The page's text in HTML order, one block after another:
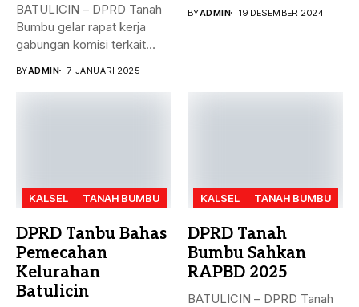
BATULICIN – DPRD Tanah
Bumbu gelar rapat kerja
gabungan komisi terkait
BYADMIN 7 JANUARI 2025
BYADMIN 19 DESEMBER 2024
KALSEL TANAH BUMBU
DPRD Tanbu Bahas
Pemecahan
Kelurahan
Batulicin
KALSEL TANAH BUMBU
DPRD Tanah
Bumbu Sahkan
RAPBD 2025
BATULICIN – DPRD Tanah